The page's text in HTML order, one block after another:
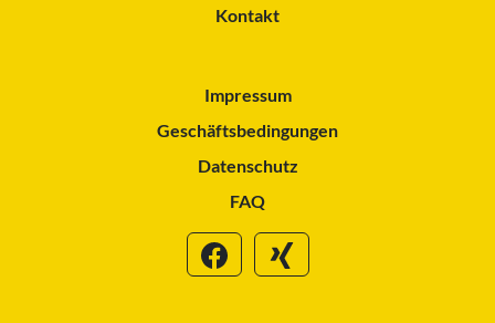
Kontakt
Impressum
Geschäftsbedingungen
Datenschutz
FAQ